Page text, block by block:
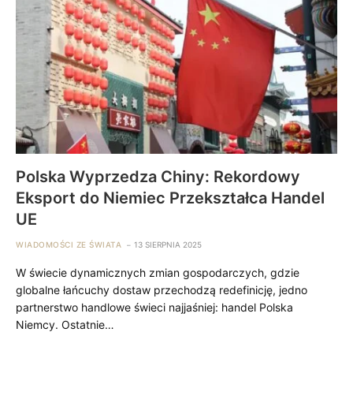
Polska Wyprzedza Chiny: Rekordowy
Eksport do Niemiec Przekształca Handel
UE
WIADOMOŚCI ZE ŚWIATA 13 SIERPNIA 2025
W świecie dynamicznych zmian gospodarczych, gdzie
globalne łańcuchy dostaw przechodzą redefinicję, jedno
partnerstwo handlowe świeci najjaśniej: handel Polska
Niemcy. Ostatnie…